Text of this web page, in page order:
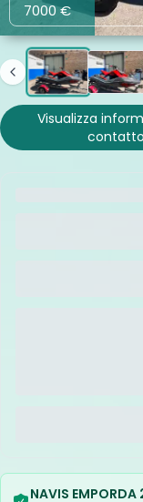
7000 €
Visualizza
contatto
NAVIS EMPORDA